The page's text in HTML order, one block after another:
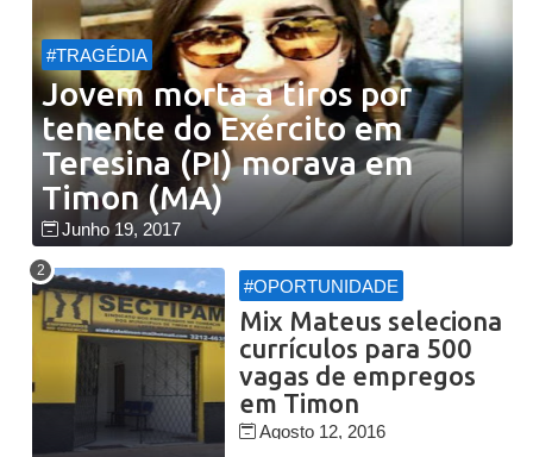
#TRAGÉDIA
Jovem morta a tiros por
tenente do Exército em
Teresina (PI) morava em
Timon (MA)
Junho 19, 2017
#OPORTUNIDADE
Mix Mateus seleciona
currículos para 500
vagas de empregos
em Timon
Agosto 12, 2016